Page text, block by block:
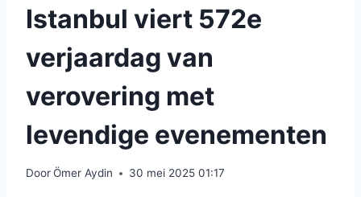
Istanbul viert 572e
verjaardag van
verovering met
levendige evenementen
DoorÖmer Aydin 30 mei 2025 01:17